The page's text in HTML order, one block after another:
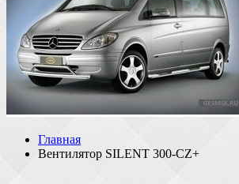
Главная
Вентилятор SILENT 300-CZ+